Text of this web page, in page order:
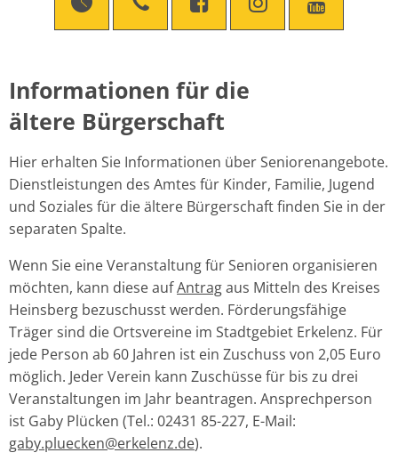
Informationen für die
ältere Bürgerschaft
Hier erhalten Sie Informationen über Seniorenangebote.
Dienstleistungen des Amtes für Kinder, Familie, Jugend
und Soziales für die ältere Bürgerschaft finden Sie in der
separaten Spalte.
Wenn Sie eine Veranstaltung für Senioren organisieren
möchten, kann diese aufAntragaus Mitteln des Kreises
Heinsberg bezuschusst werden. Förderungsfähige
Träger sind die Ortsvereine im Stadtgebiet Erkelenz. Für
jede Person ab 60 Jahren ist ein Zuschuss von 2,05 Euro
möglich. Jeder Verein kann Zuschüsse für bis zu drei
Veranstaltungen im Jahr beantragen. Ansprechperson
ist Gaby Plücken (Tel.: 02431 85-227, E-Mail:
gaby.pluecken@erkelenz.de).